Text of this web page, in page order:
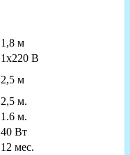
1,8 м
1х220 В
2,5 м
2,5 м.
1.6 м.
40 Вт
12 мес.